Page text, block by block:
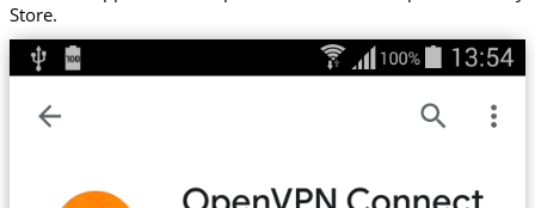
Store.